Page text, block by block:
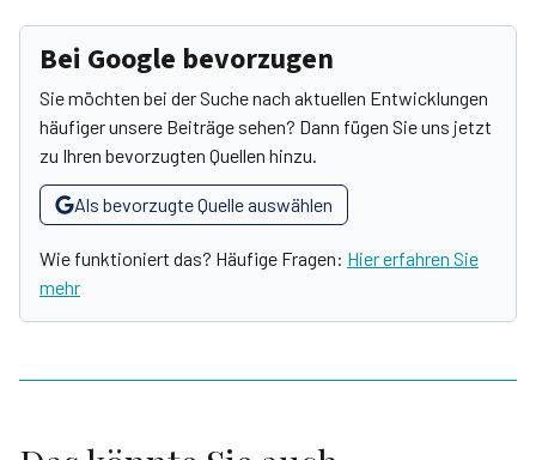
Bei Google bevorzugen
Sie möchten bei der Suche nach aktuellen Entwicklungen
häufiger unsere Beiträge sehen? Dann fügen Sie uns jetzt
zu Ihren bevorzugten Quellen hinzu.
Als bevorzugte Quelle auswählen
Wie funktioniert das? Häufige Fragen: Hier erfahren Sie
mehr